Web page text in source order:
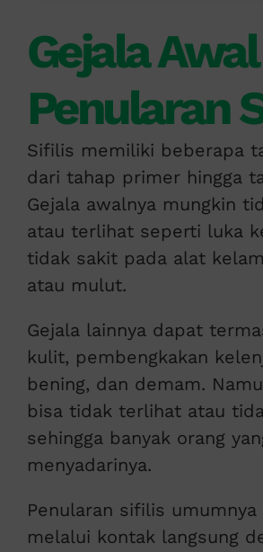
Gejala
Penularan
Sifilis memiliki beberapa
dari tahap primer hingga
Gejala awalnya mungkin
atau terlihat seperti luka
tidak sakit pada alat
atau mulut.
Gejala lainnya dapat
kulit, pembengkakan
bening, dan demam.
bisa tidak terlihat atau
sehingga banyak orang
menyadarinya.
Penularan sifilis
melalui kontak langsung